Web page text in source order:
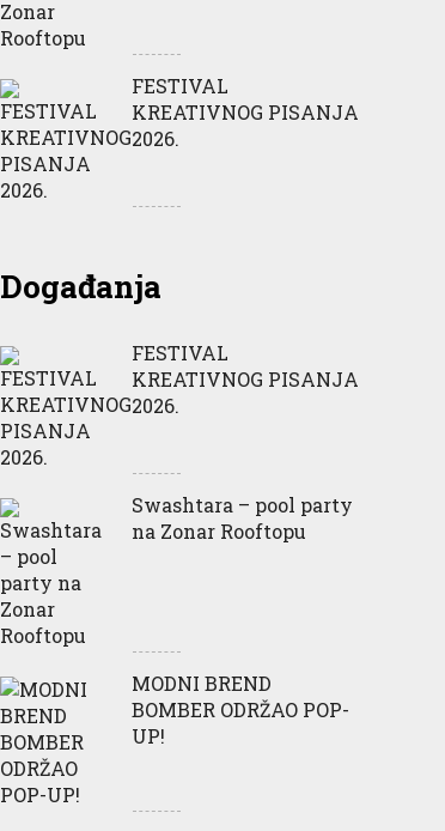
FESTIVAL
KREATIVNOG PISANJA
2026.
Događanja
FESTIVAL
KREATIVNOG PISANJA
2026.
Swashtara – pool party
na Zonar Rooftopu
MODNI BREND
BOMBER ODRŽAO POP-
UP!